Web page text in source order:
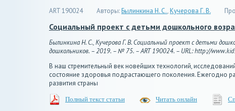
ART 190024 Авторы:Былинкина Н. С.,Кучерова Г. В.
Социальный проект с детьми дошкольного
Былинкина Н. С., Кучерова Г. В. Социальный проект с детьми
дошкольников. – 2019. – № 75. – ART 190024. – URL: http://
В наш стремительный век новейших технологий,
состояние здоровья подрастающего поколения. Ежегодно
развития страны
Полный текст статьи Читать онлайн